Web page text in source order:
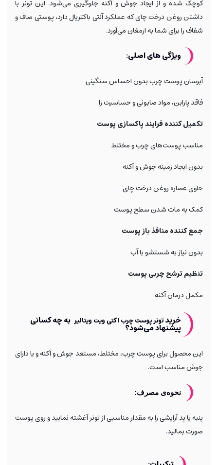
کوچک شده و از ایجاد جوش و آکنه جلوگیری می‌شود. این تونر با
داشتن روغن درخت چای که عملکرد آنتی باکتریال دارد، پوستی صاف و
شفاف را برای شما به ارمغان می‌آورد.
ویژگی های اصلی:
آبرسان پوست چرب بدون احساس سنگینی
فاقد پارابن، مواد صابونی و حساسیت زا
تکمیل کننده فرایند پاکسازی پوست
مناسب پوست‌های چرب و مختلط
بدون ایجاد زمینه جوش و آکنه
حاوی عصاره روغن درخت چای
کمک به مات شدن سطح پوست
جمع کننده منافذ باز پوست
بدون نیاز به شستشو با آب
تنظیم ترشح چربی پوست
مکمل درمان آکنه
خریدتونر پوست چرب اکتی ویت ویتالیر به چه کسانی
پیشنهاد می‌شود؟
این محصول برای پوست چرب، مختلط، مستعد جوش و آکنه و یا دارای
جوش مناسب است.
نحوه‌ی مصرف:
پنبه یا پد آرایشی را به مقدار مناسبی از تونر آغشته نمایید و روی پوست
صورت بمالید.